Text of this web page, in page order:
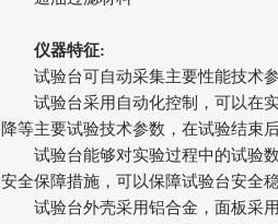
仪器特征:
试验台可自动采集主要性能技术参
试验台采用自动化控制，可以在实
降等主要试验技术参数，在试验结束
试验台能够对实验过程中的试验数
安全保障措施，可以保障试验台安全稳
试验台外壳采用铝合金，面板采用